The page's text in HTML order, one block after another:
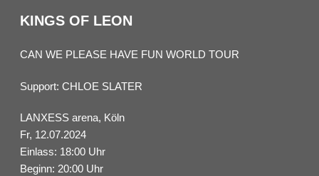
KINGS OF LEON
CAN WE PLEASE HAVE FUN WORLD TOUR
Support: CHLOE SLATER
LANXESS arena, Köln
Fr, 12.07.2024
Einlass: 18:00 Uhr
Beginn: 20:00 Uhr